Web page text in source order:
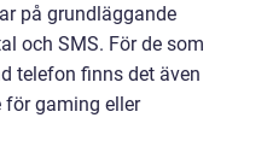
på grundläggande
och SMS. För de som
telefon finns det även
för gaming eller